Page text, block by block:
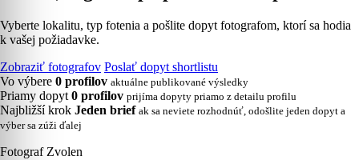
Vyberte lokalitu, typ fotenia a pošlite dopyt fotografom, ktorí sa hodia
k vašej požiadavke.
Zobraziť fotografov Poslať dopyt shortlistu
Vo výbere 0 profilov aktuálne publikované výsledky
Priamy dopyt 0 profilov prijíma dopyty priamo z detailu profilu
Najbližší krok Jeden brief ak sa neviete rozhodnúť, odošlite jeden dopyt a
výber sa zúži ďalej
Fotograf Zvolen